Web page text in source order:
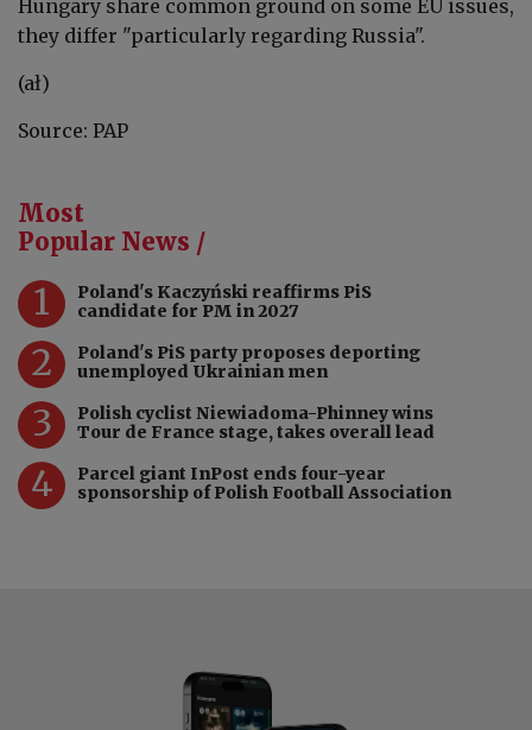
Hungary share common ground on some EU issues,
they differ "particularly regarding Russia".
(ał)
Source: PAP
Most
Popular News /
1
Poland's Kaczyński reaffirms PiS
candidate for PM in 2027
2
Poland's PiS party proposes deporting
unemployed Ukrainian men
3
Polish cyclist Niewiadoma-Phinney wins
Tour de France stage, takes overall lead
4
Parcel giant InPost ends four-year
sponsorship of Polish Football Association